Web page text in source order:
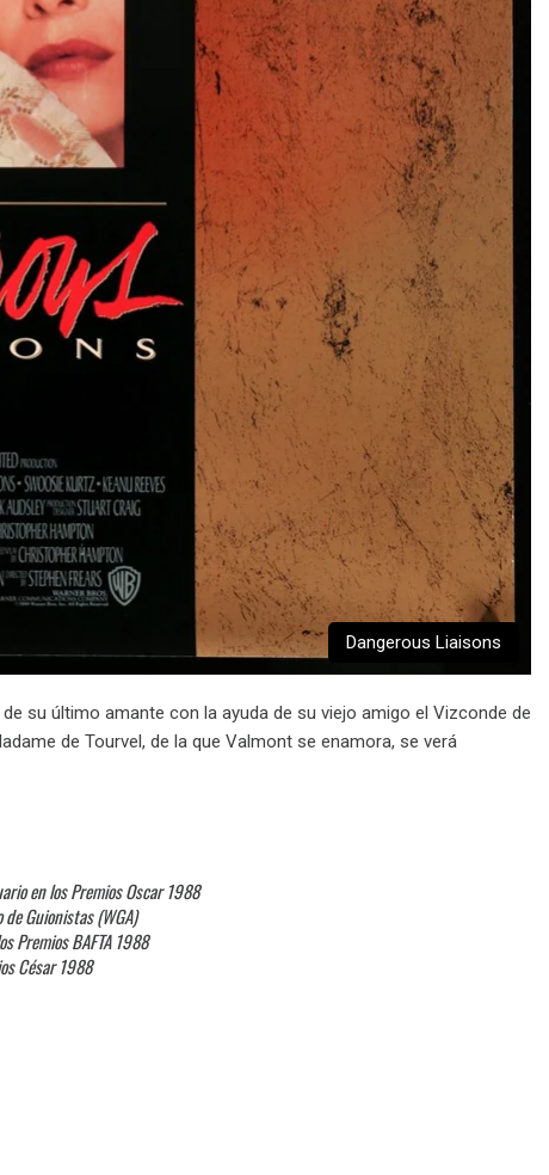
Dangerous Liaisons
su último amante con la ayuda de su viejo amigo el Vizconde de
de Tourvel, de la que Valmont se enamora, se verá
en los Premios Oscar 1988
Guionistas (WGA)
Premios BAFTA 1988
César 1988